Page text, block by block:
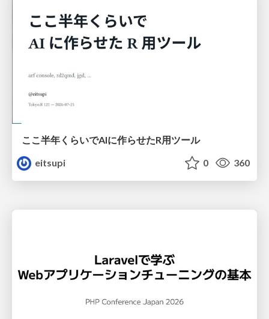
ここ半年くらいでAIに作らせたR用ツール
eitsupi
0 360